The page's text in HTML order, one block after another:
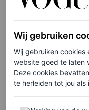
Een bericht
Wij gebruiken
Wij gebruiken cookies
website goed te laten
Deze cookies
te herleiden tot jou als
Werking van de